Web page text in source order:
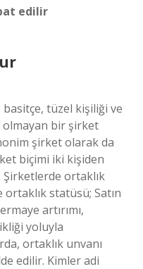
edilir
tüzel kişiliği ve
olmayan bir şirket
şirket olarak da
biçimi iki kişiden
ortaklık
statüsü; Satın
artırımı,
yoluyla
ortaklık unvanı
edilir. Kimler adi